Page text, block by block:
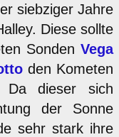
siebziger Jahre
Diese sollte
Sonden Vega
den Kometen
Da dieser sich
der Sonne
sehr stark ihre